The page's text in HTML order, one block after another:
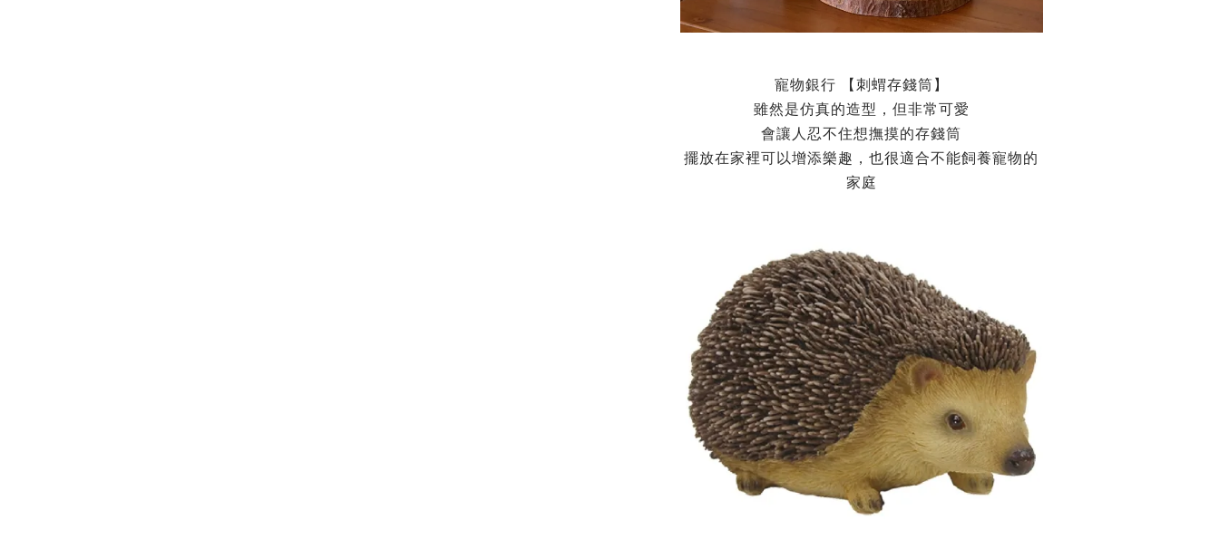
寵物銀行 【刺蝟存錢筒】
雖然是仿真的造型，但非常可愛
會讓人忍不住想撫摸的存錢筒
擺放在家裡可以增添樂趣， 也很適合不能飼養寵物的
家庭